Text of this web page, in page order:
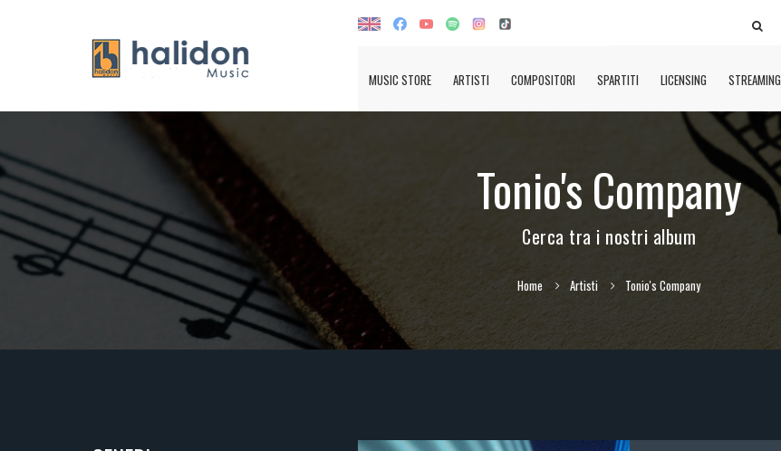
MUSIC STORE ARTISTI COMPOSITORI SPARTITI LICENSING STREAMING
Tonio's Company
Cerca tra i nostri album
Home Artisti Tonio's Company